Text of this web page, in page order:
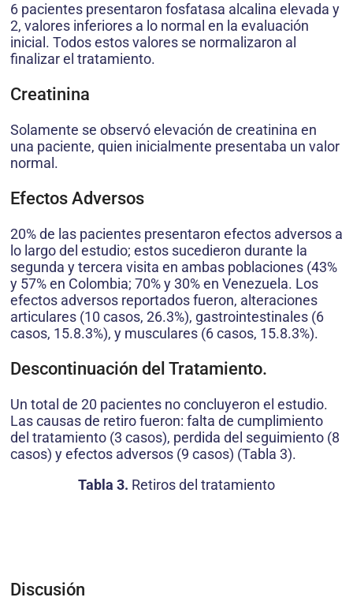
6 pacientes presentaron fosfatasa alcalina elevada y
2, valores inferiores a lo normal en la evaluación
inicial. Todos estos valores se normalizaron al
finalizar el tratamiento.
Creatinina
Solamente se observó elevación de creatinina en
una paciente, quien inicialmente presentaba un valor
normal.
Efectos Adversos
20% de las pacientes presentaron efectos adversos a
lo largo del estudio; estos sucedieron durante la
segunda y tercera visita en ambas poblaciones (43%
y 57% en Colombia; 70% y 30% en Venezuela. Los
efectos adversos reportados fueron, alteraciones
articulares (10 casos, 26.3%), gastrointestinales (6
casos, 15.8.3%), y musculares (6 casos, 15.8.3%).
Descontinuación del Tratamiento.
Un total de 20 pacientes no concluyeron el estudio.
Las causas de retiro fueron: falta de cumplimiento
del tratamiento (3 casos), perdida del seguimiento (8
casos) y efectos adversos (9 casos) (Tabla 3).
Tabla 3. Retiros del tratamiento
Discusión